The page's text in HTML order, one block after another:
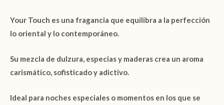
Your Touch es una fragancia que equilibra a la perfección
lo oriental y lo contemporáneo.
Su mezcla de dulzura, especias y maderas crea un aroma
carismático, sofisticado y adictivo.
Ideal para noches especiales o momentos en los que se